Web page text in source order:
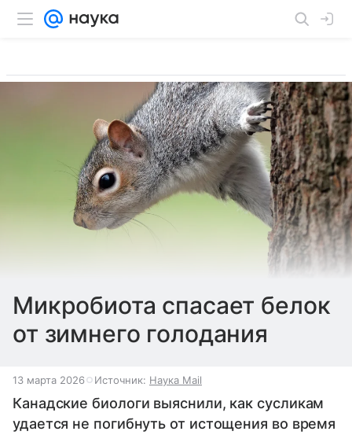
Микробиота спасает белок
от зимнего голодания
13 марта 2026 Источник: Наука Mail
Канадские биологи выяснили, как сусликам
удается не погибнуть от истощения во время